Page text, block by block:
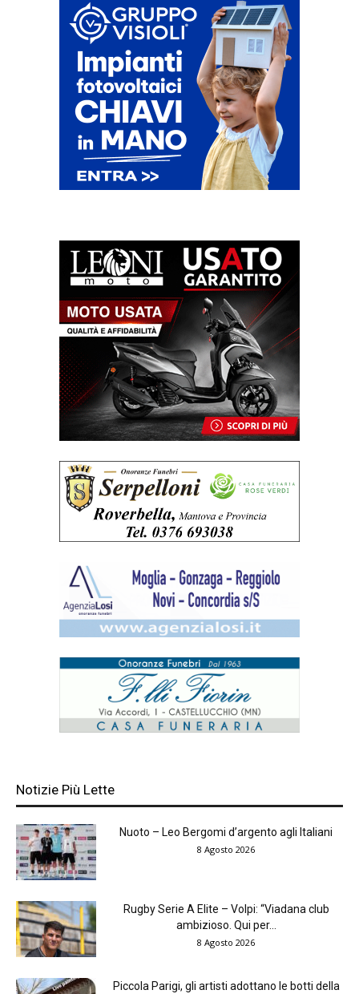
Notizie Più Lette
Nuoto – Leo Bergomi d’argento agli Italiani
8 Agosto 2026
Rugby Serie A Elite – Volpi: “Viadana club
ambizioso. Qui per...
8 Agosto 2026
Piccola Parigi, gli artisti adottano le botti della